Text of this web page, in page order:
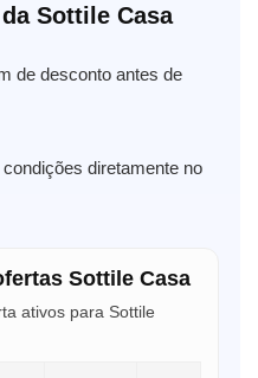
Sottile Casa
de desconto antes de
diretamente no
Sottile Casa
ativos para Sottile